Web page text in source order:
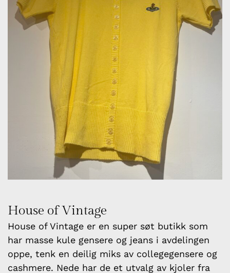
House of Vintage
House of Vintage er en super søt butikk som
har masse kule gensere og jeans i avdelingen
oppe, tenk en deilig miks av collegegensere og
cashmere. Nede har de et utvalg av kjoler fra